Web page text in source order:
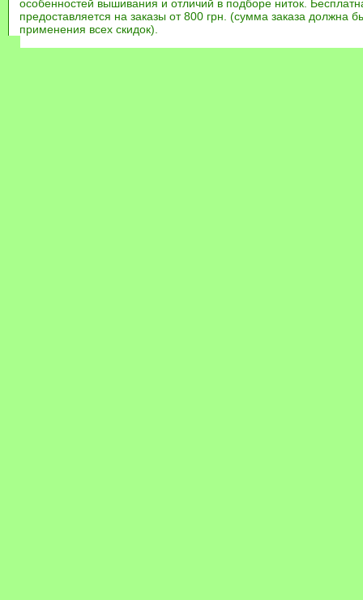
особенностей вышивания и отличий в подборе ниток.
предоставляется на заказы от 800 грн. (сумма заказа должна
применения всех скидок).